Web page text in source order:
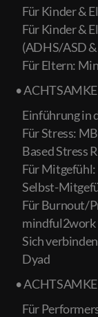
Für Kinder &
Für Kinder &
(ADHS/ASD
Für Eltern:
•
Einführung in
Für Stress:
Based Stress
Für
Selbst-
Für Burnout/
mindful2work
Sich
Dyad
•
Für